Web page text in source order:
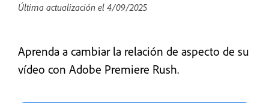
Última actualización el 4/09/2025
Aprenda a cambiar la relación de aspecto de su
vídeo con Adobe Premiere Rush.